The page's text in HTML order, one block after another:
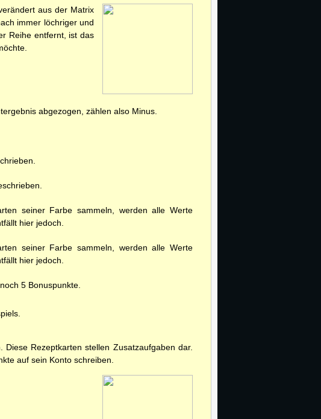
aus der Matrix
immer löchriger und
Reihe entfernt, ist das
abgezogen, zählen also Minus.
seiner Farbe sammeln, werden alle Werte
hier jedoch.
seiner Farbe sammeln, werden alle Werte
hier jedoch.
5 Bonuspunkte.
Rezeptkarten stellen Zusatzaufgaben dar.
auf sein Konto schreiben.